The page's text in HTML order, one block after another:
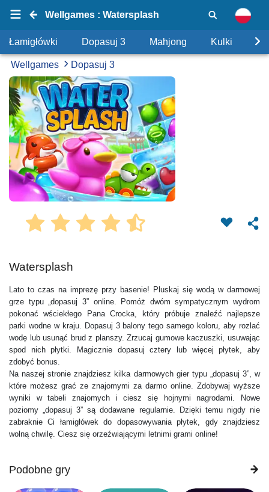
Wellgames : Watersplash
Łamigłówki Dopasuj 3 Mahjong Kulki
Wellgames Dopasuj 3
Watersplash
Lato to czas na imprezę przy basenie! Pluskaj się wodą w darmowej
grze typu „dopasuj 3” online. Pomóż dwóm sympatycznym wydrom
pokonać wściekłego Pana Crocka, który próbuje znaleźć najlepsze
parki wodne w kraju. Dopasuj 3 balony tego samego koloru, aby rozlać
wodę lub usunąć brud z planszy. Zrzucaj gumowe kaczuszki, usuwając
spod nich płytki. Magicznie dopasuj cztery lub więcej płytek, aby
zdobyć bonus.
Na naszej stronie znajdziesz kilka darmowych gier typu „dopasuj 3”, w
które możesz grać ze znajomymi za darmo online. Zdobywaj wyższe
wyniki w tabeli znajomych i ciesz się hojnymi nagrodami. Nowe
poziomy „dopasuj 3” są dodawane regularnie. Dzięki temu nigdy nie
zabraknie Ci łamigłówek do dopasowywania płytek, gdy znajdziesz
wolną chwilę. Ciesz się orzeźwiającymi letnimi grami online!
Podobne gry